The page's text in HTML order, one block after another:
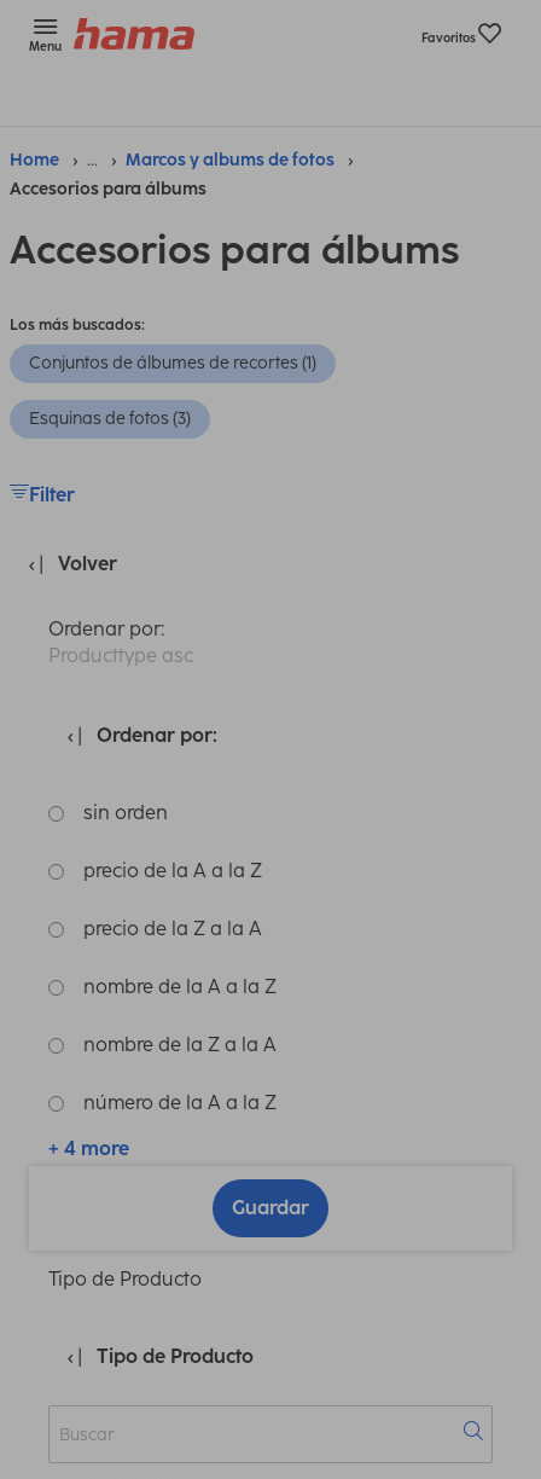
Menu
Favoritos
Home ...
Marcos y albums de fotos
Accesorios para álbums
Accesorios para álbums
Los más buscados:
Conjuntos de álbumes de recortes (1)
Esquinas de fotos (3)
Filter
Volver
Ordenar por:
Producttype asc
Ordenar por:
sin orden
precio de la A a la Z
precio de la Z a la A
nombre de la A a la Z
nombre de la Z a la A
número de la A a la Z
+ 4 more
Guardar
Tipo de Producto
Tipo de Producto